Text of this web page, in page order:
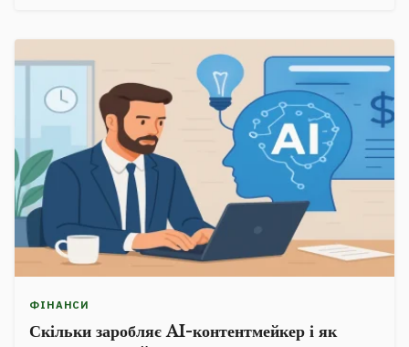
ФІНАНСИ
Скільки заробляє AI-контентмейкер і як